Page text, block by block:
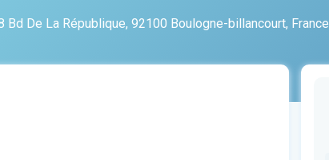
Bd De La République, 92100 Boulogne-billancourt, France